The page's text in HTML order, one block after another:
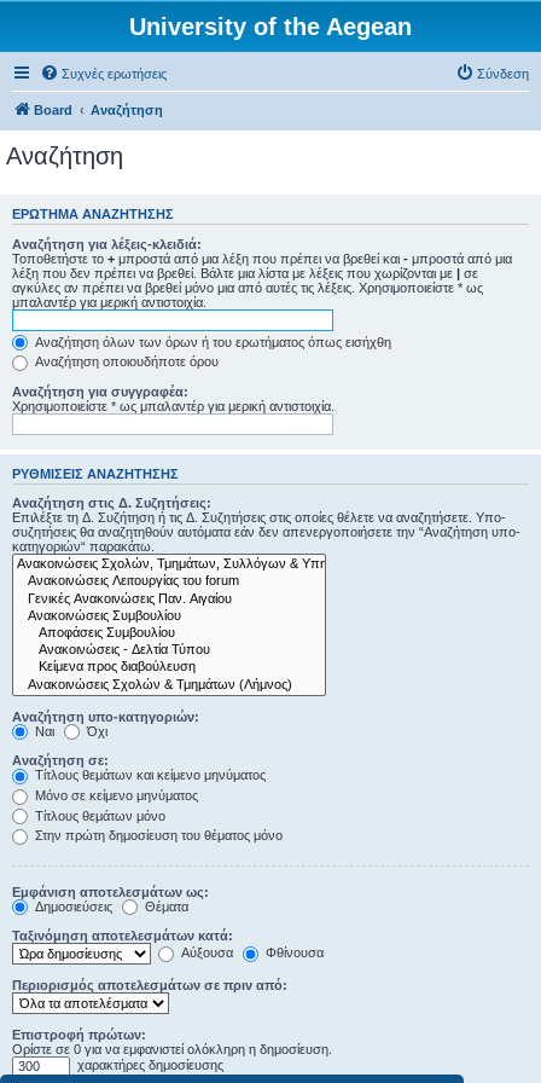
University of the Aegean
Συχνές ερωτήσεις Σύνδεση
Board Αναζήτηση
Αναζήτηση
ΕΡΏΤΗΜΑ ΑΝΑΖΉΤΗΣΗΣ
Αναζήτηση για λέξεις-κλειδιά:
Τοποθετήστε το + μπροστά από μια λέξη που πρέπει να βρεθεί και - μπροστά από μια
λέξη που δεν πρέπει να βρεθεί. Βάλτε μια λίστα με λέξεις που χωρίζονται με | σε
αγκύλες αν πρέπει να βρεθεί μόνο μια από αυτές τις λέξεις. Χρησιμοποιείστε * ως
μπαλαντέρ για μερική αντιστοιχία.
Αναζήτηση όλων των όρων ή του ερωτήματος όπως εισήχθη
Αναζήτηση οποιουδήποτε όρου
Αναζήτηση για συγγραφέα:
Χρησιμοποιείστε * ως μπαλαντέρ για μερική αντιστοιχία.
ΡΥΘΜΊΣΕΙΣ ΑΝΑΖΉΤΗΣΗΣ
Αναζήτηση στις Δ. Συζητήσεις:
Επιλέξτε τη Δ. Συζήτηση ή τις Δ. Συζητήσεις στις οποίες θέλετε να αναζητήσετε. Υπο-
συζητήσεις θα αναζητηθούν αυτόματα εάν δεν απενεργοποιήσετε την “Αναζήτηση υπο-
κατηγοριών“ παρακάτω.
Αναζήτηση υπο-κατηγοριών:
Ναι
Όχι
Αναζήτηση σε:
Τίτλους θεμάτων και κείμενο μηνύματος
Μόνο σε κείμενο μηνύματος
Τίτλους θεμάτων μόνο
Στην πρώτη δημοσίευση του θέματος μόνο
Εμφάνιση αποτελεσμάτων ως:
Δημοσιεύσεις
Θέματα
Ταξινόμηση αποτελεσμάτων κατά:
Αύξουσα
Φθίνουσα
Περιορισμός αποτελεσμάτων σε πριν από:
Επιστροφή πρώτων:
Ορίστε σε 0 για να εμφανιστεί ολόκληρη η δημοσίευση.
χαρακτήρες δημοσίευσης